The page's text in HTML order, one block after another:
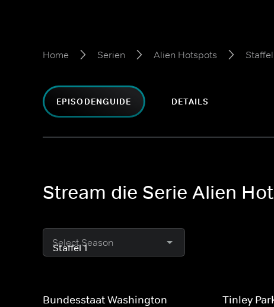
Home Serien Alien Hotspots Staffel
EPISODENGUIDE DETAILS
Stream die Serie Alien
Select Season
Bundesstaat Washington Tinley